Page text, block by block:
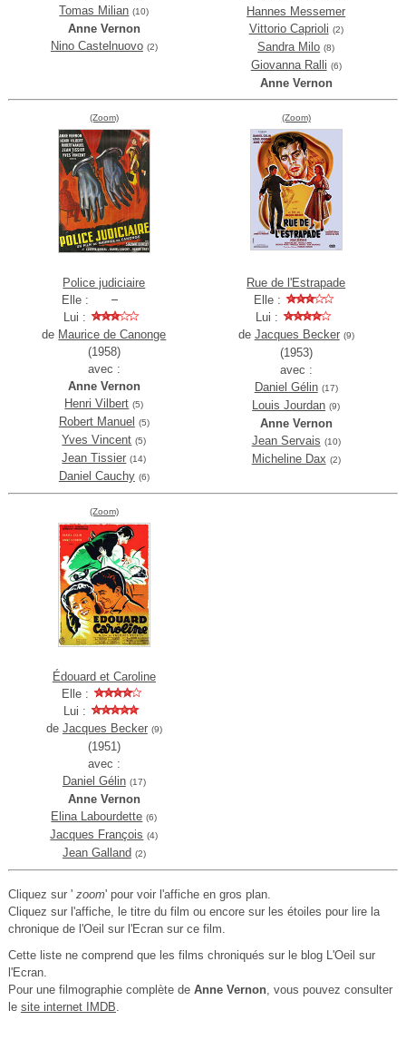
Tomas Milian (10)
Anne Vernon
Nino Castelnuovo (2)
Hannes Messemer
Vittorio Caprioli (2)
Sandra Milo (8)
Giovanna Ralli (6)
Anne Vernon
(Zoom)
Police judiciaire
Elle :
Lui :
de Maurice de Canonge
(1958)
avec :
Anne Vernon
Henri Vilbert (5)
Robert Manuel (5)
Yves Vincent (5)
Jean Tissier (14)
Daniel Cauchy (6)
(Zoom)
Rue de l'Estrapade
Elle :
Lui :
de Jacques Becker (9)
(1953)
avec :
Daniel Gélin (17)
Louis Jourdan (9)
Anne Vernon
Jean Servais (10)
Micheline Dax (2)
(Zoom)
Édouard et Caroline
Elle :
Lui :
de Jacques Becker (9)
(1951)
avec :
Daniel Gélin (17)
Anne Vernon
Elina Labourdette (6)
Jacques François (4)
Jean Galland (2)
Cliquez sur ' zoom' pour voir l'affiche en gros plan.
Cliquez sur l'affiche, le titre du film ou encore sur les étoiles pour lire la
chronique de l'Oeil sur l'Ecran sur ce film.
Cette liste ne comprend que les films chroniqués sur le blog L'Oeil sur
l'Ecran.
Pour une filmographie complète de Anne Vernon, vous pouvez consulter
le site internet IMDB.